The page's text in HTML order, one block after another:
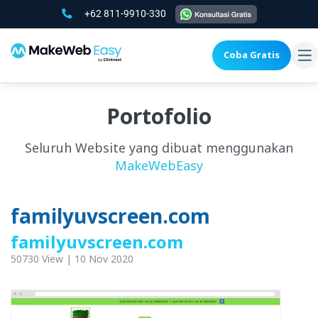
+62 811-9910-330
Coba Gratis
Portofolio
Seluruh Website yang dibuat menggunakan
MakeWebEasy
familyuvscreen.com
familyuvscreen.com
50730 View | 10 Nov 2020